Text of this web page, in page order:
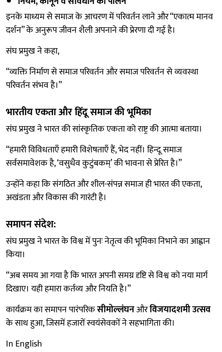
इनके माध्यम से समाज के आचरण में परिवर्तन लाने और “एकात्म मानव
दर्शन” के अनुरूप जीवन शैली अपनाने की प्रेरणा दी गई है।
संघ प्रमुख ने कहा,
“व्यक्ति निर्माण से समाज परिवर्तन और समाज परिवर्तन से व्यवस्था
परिवर्तन संभव है।”
भारतीय एकता और हिंदू समाज की भूमिका
संघ प्रमुख ने भारत की सांस्कृतिक एकता को राष्ट्र की आत्मा बताया।
“हमारी विविधताएँ हमारी विशेषताएँ हैं, भेद नहीं। हिन्दू समाज
सर्वसमावेशक है, ‘वसुधैव कुटुंबकम्’ की भावना से प्रेरित है।”
उन्होंने कहा कि संगठित और शील-संपन्न समाज ही भारत की एकता,
अखंडता और विकास की गारंटी है।
समापन संदेश:
संघ प्रमुख ने भारत के विश्व में पुनः नेतृत्व की भूमिका निभाने का आह्वान
किया।
“अब समय आ गया है कि भारत अपनी समग्र दृष्टि से विश्व को नया मार्ग
दिखाए। यही हमारा कर्तव्य और नियति है।”
कार्यक्रम का समापन पारंपरिकसीमोल्लंघनऔरविजयादशमी उत्सव
के साथ हुआ, जिसमें हजारों स्वयंसेवकों ने सहभागिता की।
In English